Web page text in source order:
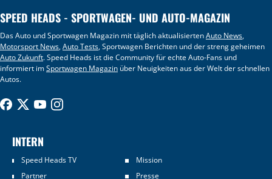
SPEED HEADS - SPORTWAGEN- UND AUTO-MAGAZIN
Das Auto und Sportwagen Magazin mit täglich aktualisiertenAuto News,
Motorsport News,Auto Tests, Sportwagen Berichten und der streng geheimen
Auto Zukunft. Speed Heads ist die Community für echte Auto-Fans und
informiert imSportwagen Magazin über Neuigkeiten aus der Welt der schnellen
Autos.
INTERN
Speed Heads TV
Mission
Partner
Presse